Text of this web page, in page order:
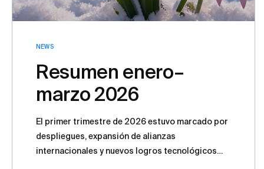
NEWS
Resumen enero–
marzo 2026
El primer trimestre de 2026 estuvo marcado por
despliegues, expansión de alianzas
internacionales y nuevos logros tecnológicos